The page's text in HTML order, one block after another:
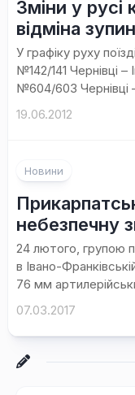
Зміни у русі
відміна
У графіку руху
№142/141 Чернівці
№604/603 Чернівці
19.06.2012
Новини
небезпечну
24 лютого, групою
в Івано-
76 мм
07.03.2017